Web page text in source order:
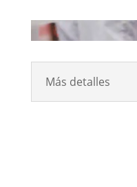
Más detalles